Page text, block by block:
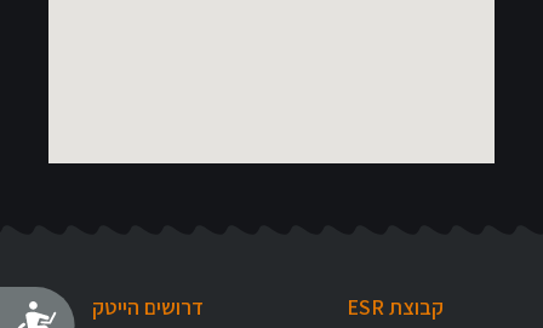
קבוצת ESR דרושים הייטק